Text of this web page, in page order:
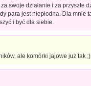
swoje działanie i za przyszłe
para jest niepłodna. Dla mnie
i być dla siebie.
ale komórki jajowe już tak ;)